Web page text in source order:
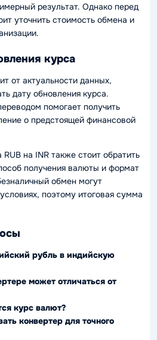
результат. Однако перед
уточнить стоимость обмена и
курса
от актуальности данных,
дату обновления курса.
помогает получить
о предстоящей финансовой
на INR также стоит обратить
получения валюты и формат
обмен могут
поэтому итоговая сумма
рубль в индийскую
может отличаться от
курс валют?
конвертер для точного